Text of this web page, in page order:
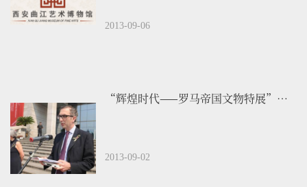
2013-09-06
“辉煌时代——罗马帝国文物特展”开幕
2013-09-02